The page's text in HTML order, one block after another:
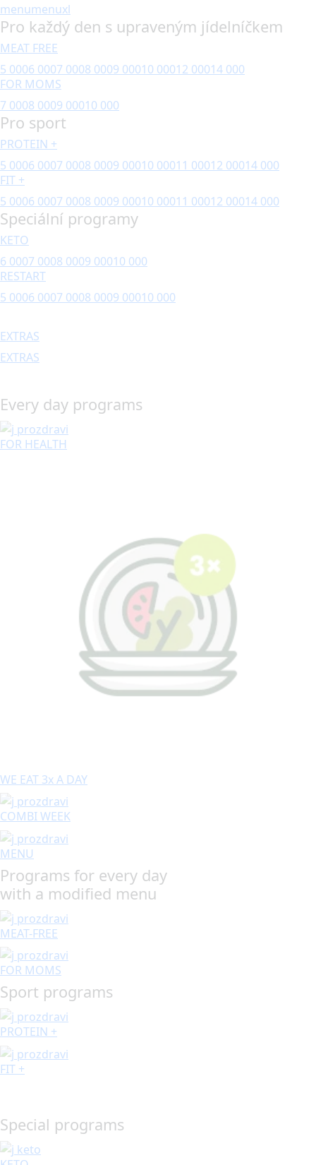
menumenuxl
Pro každý den s upraveným jídelníčkem
MEAT FREE
5 0006 0007 0008 0009 00010 00012 00014 000
FOR MOMS
7 0008 0009 00010 000
Pro sport
PROTEIN +
5 0006 0007 0008 0009 00010 00011 00012 00014 000
FIT +
5 0006 0007 0008 0009 00010 00011 00012 00014 000
Speciální programy
KETO
6 0007 0008 0009 00010 000
RESTART
5 0006 0007 0008 0009 00010 000
EXTRAS
EXTRAS
Every day programs
FOR HEALTH
WE EAT 3x A DAY
COMBI WEEK
MENU
Programs for every day
with a modified menu
MEAT-FREE
FOR MOMS
Sport programs
PROTEIN +
FIT +
Special programs